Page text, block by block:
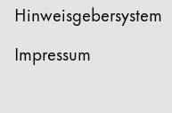
Hinweisgebersystem
Impressum